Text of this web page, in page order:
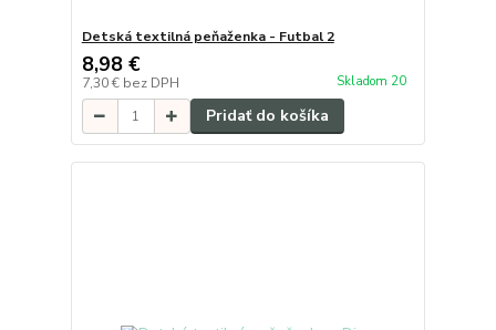
Detská textilná peňaženka - Futbal 2
8,98 €
7,30 € bez DPH Skladom 20
Pridať do košíka